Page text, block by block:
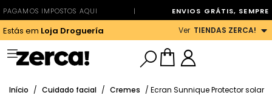
PAGAMOS IMPOSTOS AQUI | ENVIOS GRÁTIS, SEMPRE
Estás em Loja Droguería Ver TIENDAS ZERCA!
Início / Cuidado facial / Cremes / Ecran Sunnique Protector solar